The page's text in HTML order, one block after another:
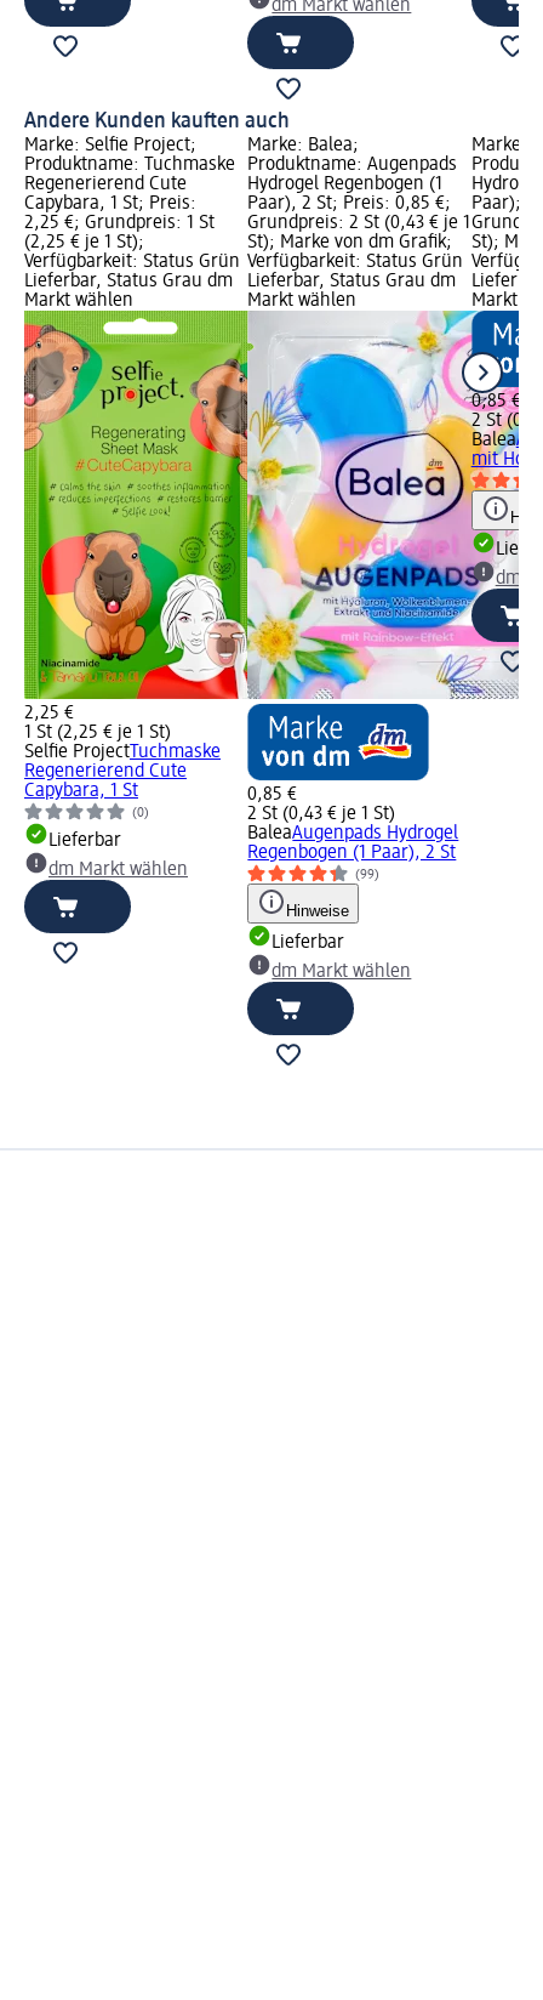
dm Markt wählen
Andere Kunden kauften auch
Marke: Selfie Project;
Produktname: Tuchmaske
Regenerierend Cute
Capybara, 1 St; Preis:
2,25 €; Grundpreis: 1 St
(2,25 € je 1 St);
Verfügbarkeit: Status Grün
Lieferbar, Status Grau dm
Markt wählen
2,25 €
1 St (2,25 € je 1 St)
Selfie Project Tuchmaske
Regenerierend Cute
Capybara, 1 St
(0)
Lieferbar
dm Markt wählen
Marke: Balea;
Produktname: Augenpads
Hydrogel Regenbogen (1
Paar), 2 St; Preis: 0,85 €;
Grundpreis: 2 St (0,43 € je 1
St); Marke von dm Grafik;
Verfügbarkeit: Status Grün
Lieferbar, Status Grau dm
Markt wählen
0,85 €
2 St (0,43 € je 1 St)
BaleaAugenpads Hydrogel
Regenbogen (1 Paar), 2 St
(99)
Hinweise
Lieferbar
dm Markt wählen
Marke:
Paar);
St);
Markt
0,85 €
2 St
Balea
mit
dm